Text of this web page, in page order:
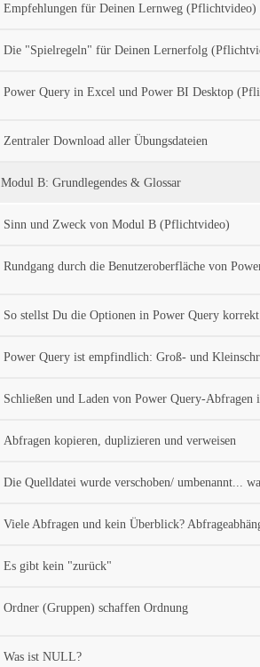
Empfehlungen für Deinen Lernweg (Pflichtvideo)
Die "Spielregeln" für Deinen Lernerfolg
Power Query in Excel und Power BI Desktop
Zentraler Download aller Übungsdateien
Modul B: Grundlegendes & Glossar
Sinn und Zweck von Modul B (Pflichtvideo)
Rundgang durch die Benutzeroberfläche von
So stellst Du die Optionen in Power Query
Power Query ist empfindlich: Groß- und
Schließen und Laden von Power Query-Abfragen
Abfragen kopieren, duplizieren und verweisen
Die Quelldatei wurde verschoben/ umbenannt...
Viele Abfragen und kein Überblick?
Es gibt kein "zurück"
Ordner (Gruppen) schaffen Ordnung
Was ist NULL?